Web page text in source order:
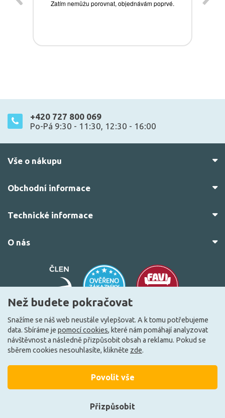
+420 727 800 069
Po-Pá 9:30 - 11:30, 12:30 - 16:00
Vše o nákupu
Obchodní informace
Technické informace
O nás
© 2010–2026 Všechna práva vyhrazena. žárovky.cz
VytvořiloFEO.cz
Než budete pokračovat
Snažíme se náš web neustále vylepšovat. A k tomu potřebujeme
data. Sbíráme je pomocí cookies, které nám pomáhají analyzovat
návštěvnost a následně přizpůsobit obsah a reklamu. Pokud se
sběrem cookies nesouhlasíte, klikněte zde.
Přizpůsobit
Povolit vše